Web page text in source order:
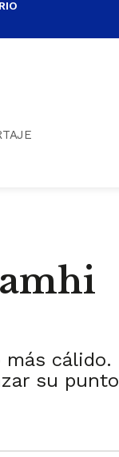
cálido.
su